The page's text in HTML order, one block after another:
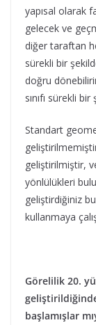
yapısal olarak
gelecek ve
diğer taraftan
sürekli bir
doğru
sınıfı sürekli
Standart
geliştirilmiştir,
yönlülükleri
geliştirdiğiniz
kullanmaya
Görelilik 20.
başlamışlar